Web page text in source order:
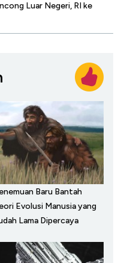
Luar Negeri, RI ke
Baru Bantah
Evolusi Manusia yang
Lama Dipercaya